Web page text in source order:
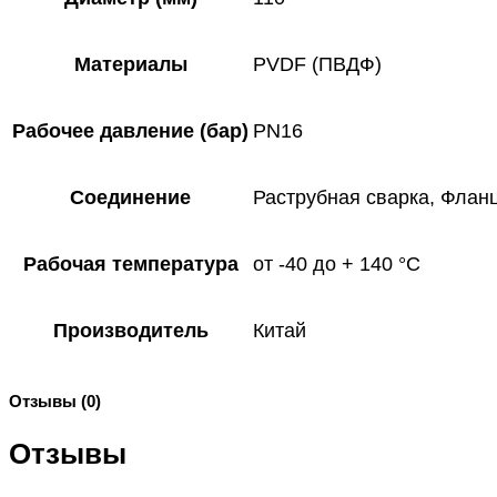
Материалы PVDF (ПВДФ)
Рабочее давление (бар) PN16
Соединение Раструбная сварка,
Рабочая температура от -40 до + 140 °C
Производитель Китай
Отзывы (0)
Отзывы